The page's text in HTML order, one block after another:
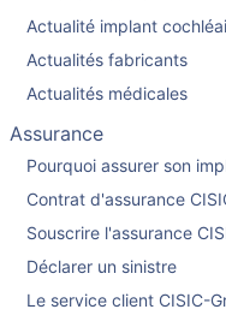
Actualité implant
Actualités fabricants
Actualités médicales
Assurance
Pourquoi assurer son
Contrat d'assurance
Souscrire l'assurance
Déclarer un sinistre
Le service client CISIC-